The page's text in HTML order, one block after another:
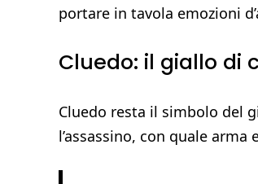
portare in tavola emozioni
Cluedo: il giallo di
Cluedo resta il simbolo del
l’assassino, con quale arma